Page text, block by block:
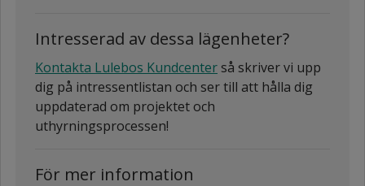
Intresserad av dessa lägenheter?
Kontakta Lulebos Kundcenter så skriver vi upp
dig på intressentlistan och ser till att hålla dig
uppdaterad om projektet och
uthyrningsprocessen!
För mer information